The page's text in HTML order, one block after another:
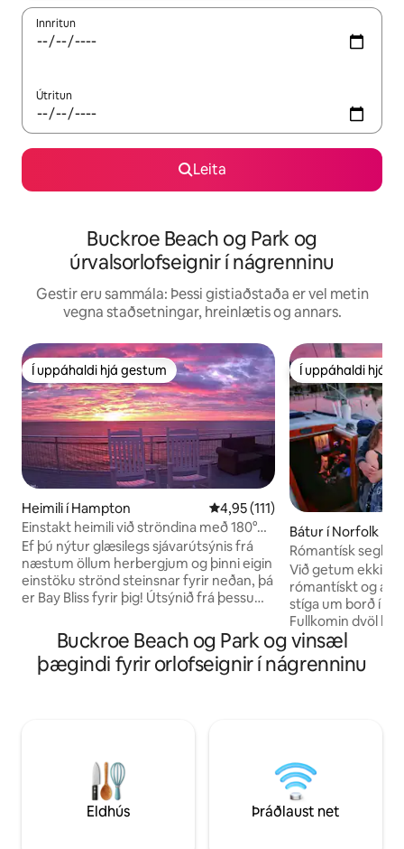
Innritun
Útritun
Leita
Buckroe Beach og Park og
úrvalsorlofseignir í nágrenninu
Gestir eru sammála: Þessi gistiaðstaða er vel metin
vegna staðsetningar, hreinlætis og annars.
Í uppáhaldi hjá gestum
Í uppáhaldi hjá gestum
Heimili í Hampton 4,95 af 5 í meðaleinkunn, 111
4,95 (111)
Einstakt heimili við ströndina með 180°
útsýni og heitum potti!
Ef þú nýtur glæsilegs sjávarútsýnis frá
næstum öllum herbergjum og þinni eigin
einstöku strönd steinsnar fyrir neðan, þá
er Bay Bliss fyrir þig! Útsýnið frá þessu
getur slakað á! Sötraðu kaffi af stóra
veröndinni eða farðu í heita pottinn með
stórkostlegu útsýni. Eldaðu/borðaðu í
fara á fætur. Sælan þín við flóann bíður
Í uppáhaldi hjá
Í uppáhaldi hjá
Bátur í Norfolk
Rómantísk
sjávarréttastaður
Við getum ekki
rómantískt og
stíga um borð í
Fullkomin dvöl
kvöldverð á
saman á
vatni. Komdu og
borð í þessum
rómantíska seglbát.
þægileg við
Buckroe Beach og Park og vinsæl
þægindi fyrir orlofseignir í nágrenninu
Eldhús Þráðlaust net